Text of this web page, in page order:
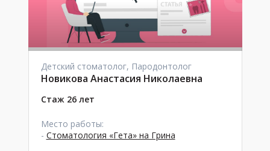
Детский стоматолог, Пародонтолог
Новикова Анастасия Николаевна
Стаж 26 лет
Место работы:
- Стоматология «Гета» на Грина